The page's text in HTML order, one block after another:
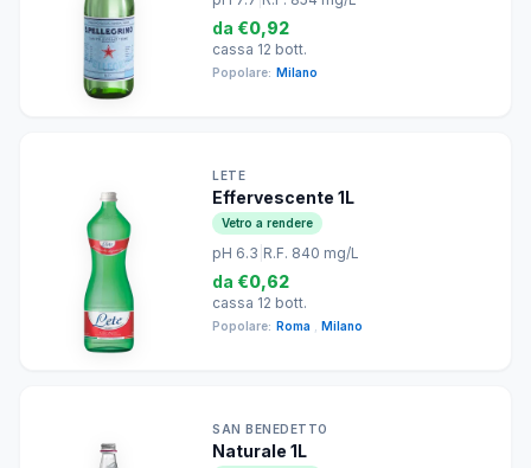
da €0,92
cassa 12 bott.
Popolare: Milano
LETE
Effervescente 1L
Vetro a rendere
pH 6.3 R.F. 840 mg/L
da €0,62
cassa 12 bott.
Popolare: Roma Milano
SAN BENEDETTO
Naturale 1L